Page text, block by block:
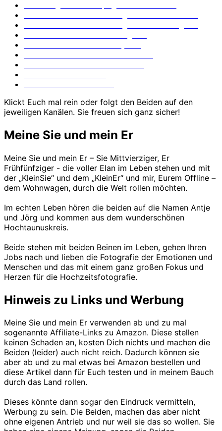
Klickt Euch mal rein oder folgt den Beiden auf den
jeweiligen Kanälen. Sie freuen sich ganz sicher!
Meine Sie und mein Er
Meine Sie und mein Er – Sie Mittvierziger, Er
Frühfünfziger - die voller Elan im Leben stehen und mit
der „KleinSie“ und dem „KleinEr“ und mir, Eurem Offline –
dem Wohnwagen, durch die Welt rollen möchten.
Im echten Leben hören die beiden auf die Namen Antje
und Jörg und kommen aus dem wunderschönen
Hochtaunuskreis.
Beide stehen mit beiden Beinen im Leben, gehen Ihren
Jobs nach und lieben die Fotografie der Emotionen und
Menschen und das mit einem ganz großen Fokus und
Herzen für die Hochzeitsfotografie.
Hinweis zu Links und Werbung
Meine Sie und mein Er verwenden ab und zu mal
sogenannte Affiliate-Links zu Amazon. Diese stellen
keinen Schaden an, kosten Dich nichts und machen die
Beiden (leider) auch nicht reich. Dadurch können sie
aber ab und zu mal etwas bei Amazon bestellen und
diese Artikel dann für Euch testen und in meinem Bauch
durch das Land rollen.
Dieses könnte dann sogar den Eindruck vermitteln,
Werbung zu sein. Die Beiden, machen das aber nicht
ohne eigenen Antrieb und nur weil sie das so wollen. Sie